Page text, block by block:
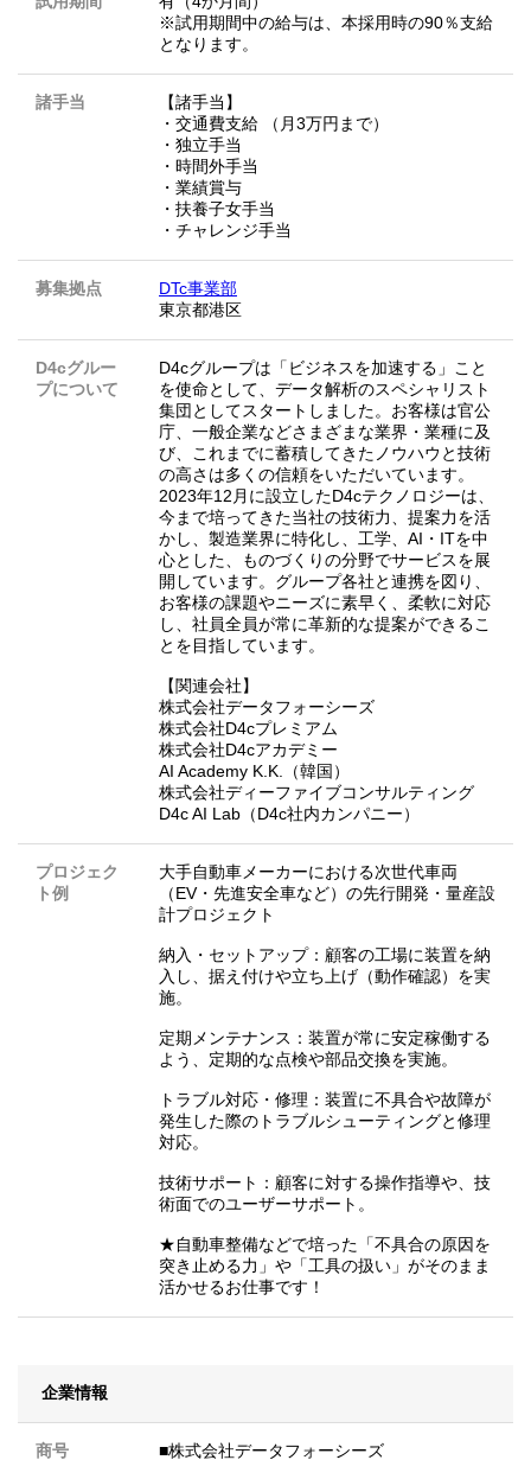
※試用期間中の給与は、本採用時の90％支給
となります。
諸手当
【諸手当】
・交通費支給 （月3万円まで）
・独立手当
・時間外手当
・業績賞与
・扶養子女手当
・チャレンジ手当
募集拠点
DTc事業部
東京都港区
D4cグルー
プについて
D4cグループは「ビジネスを加速する」こと
を使命として、データ解析のスペシャリスト
集団としてスタートしました。お客様は官公
庁、一般企業などさまざまな業界・業種に及
び、これまでに蓄積してきたノウハウと技術
の高さは多くの信頼をいただいています。
2023年12月に設立したD4cテクノロジーは、
今まで培ってきた当社の技術力、提案力を活
かし、製造業界に特化し、工学、AI・ITを中
心とした、ものづくりの分野でサービスを展
開しています。グループ各社と連携を図り、
お客様の課題やニーズに素早く、柔軟に対応
し、社員全員が常に革新的な提案ができるこ
とを目指しています。
【関連会社】
株式会社データフォーシーズ
株式会社D4cプレミアム
株式会社D4cアカデミー
AI Academy K.K.（韓国）
株式会社ディーファイブコンサルティング
D4c AI Lab（D4c社内カンパニー）
プロジェク
ト例
大手自動車メーカーにおける次世代車両
（EV・先進安全車など）の先行開発・量産設
計プロジェクト
納入・セットアップ：顧客の工場に装置を納
入し、据え付けや立ち上げ（動作確認）を実
施。
定期メンテナンス：装置が常に安定稼働する
よう、定期的な点検や部品交換を実施。
トラブル対応・修理：装置に不具合や故障が
発生した際のトラブルシューティングと修理
対応。
技術サポート：顧客に対する操作指導や、技
術面でのユーザーサポート。
★自動車整備などで培った「不具合の原因を
突き止める力」や「工具の扱い」がそのまま
活かせるお仕事です！
企業情報
商号
■株式会社データフォーシーズ